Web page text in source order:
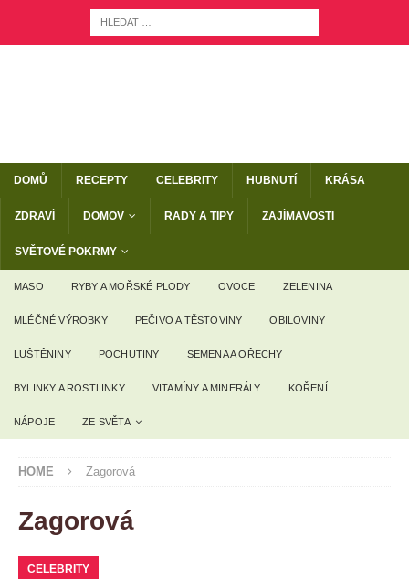
DOMŮ RECEPTY CELEBRITY HUBNUTÍ KRÁSA
ZDRAVÍ DOMOV RADY A TIPY ZAJÍMAVOSTI
SVĚTOVÉ POKRMY
MASO RYBY A MOŘSKÉ PLODY OVOCE ZELENINA
MLÉČNÉ VÝROBKY PEČIVO A TĚSTOVINY OBILOVINY
LUŠTĚNINY POCHUTINY SEMENA A OŘECHY
BYLINKY A ROSTLINKY VITAMÍNY A MINERÁLY KOŘENÍ
NÁPOJE ZE SVĚTA
HOME Zagorová
Zagorová
CELEBRITY